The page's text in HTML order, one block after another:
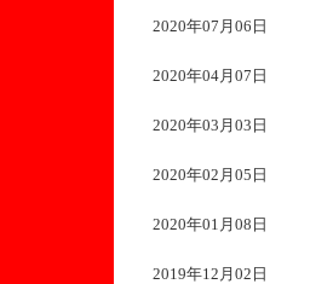
2020年07月06日
2020年04月07日
2020年03月03日
2020年02月05日
2020年01月08日
2019年12月02日